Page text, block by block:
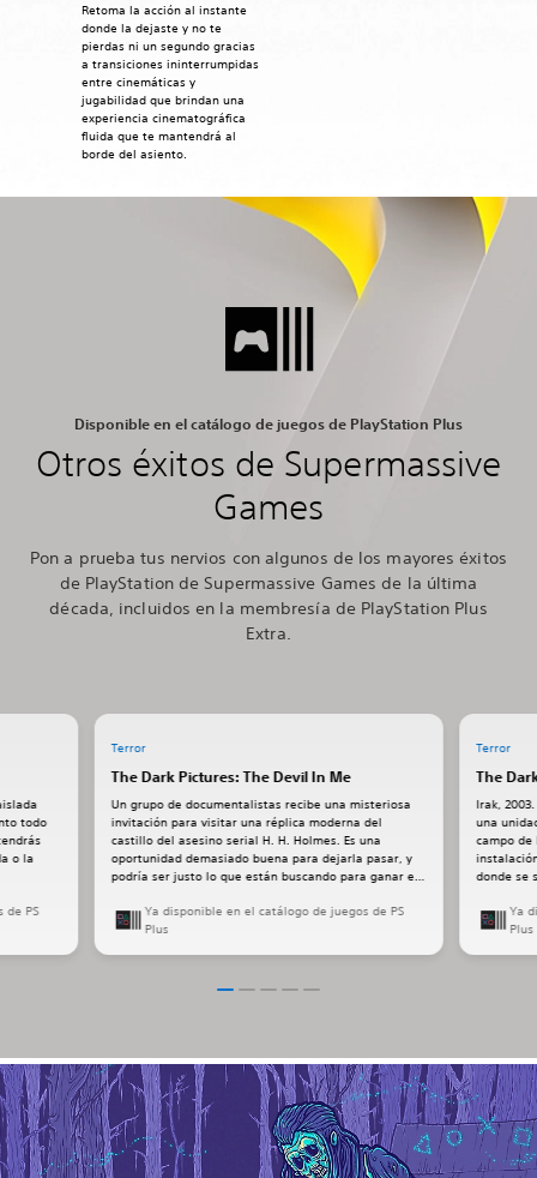
Retoma la acción al instante
donde la dejaste y no te
pierdas ni un segundo gracias
a transiciones ininterrumpidas
entre cinemáticas y
jugabilidad que brindan una
experiencia cinematográfica
fluida que te mantendrá al
borde del asiento.
Disponible en el catálogo de juegos de PlayStation Plus
Otros éxitos de Supermassive
Games
Pon a prueba tus nervios con algunos de los mayores éxitos
de PlayStation de Supermassive Games de la última
década, incluidos en la membresía de PlayStation Plus
Extra.
Terror
The Dark Pictures: The Devil In Me
Un grupo de documentalistas recibe una misteriosa
invitación para visitar una réplica moderna del
castillo del asesino serial H. H. Holmes. Es una
oportunidad demasiado buena para dejarla pasar, y
podría ser justo lo que están buscando para ganar el
Ya disponible en el catálogo de juegos de PS
Plus
Terror
The
Irak,
una
campo de
donde se
Ya
Plus
todo
o la
de PS